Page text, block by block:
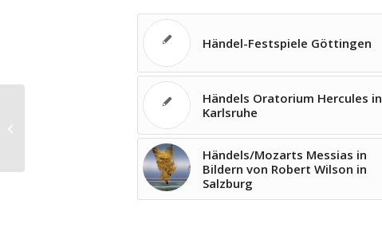
Händel-Festspiele Göttingen
Händels Oratorium Hercules in
Karlsruhe
Händels/Mozarts Messias in
Bildern von Robert Wilson in
Salzburg
Nézet-Séguin und das Chamber
Orchestra of Europe mit Beethoven